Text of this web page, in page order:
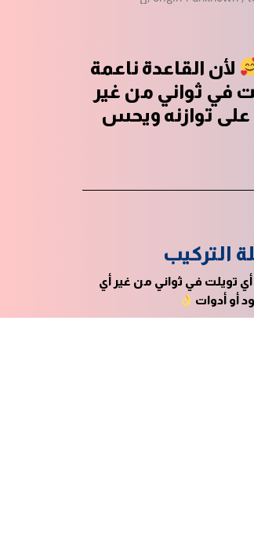
لأن القاعدة ناعمة
في ثواني من غير
توازنه ويحس
التركيب
تويلت في ثواني من غير أي
أو أدوات